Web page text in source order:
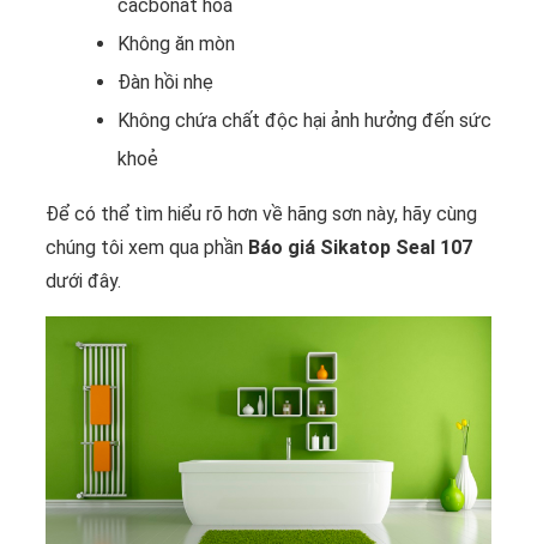
cacbonat hoá
Không ăn mòn
Đàn hồi nhẹ
Không chứa chất độc hại ảnh hưởng đến sức
khoẻ
Để có thể tìm hiểu rõ hơn về hãng sơn này, hãy cùng
chúng tôi xem qua phần Báo giá Sikatop Seal 107
dưới đây.